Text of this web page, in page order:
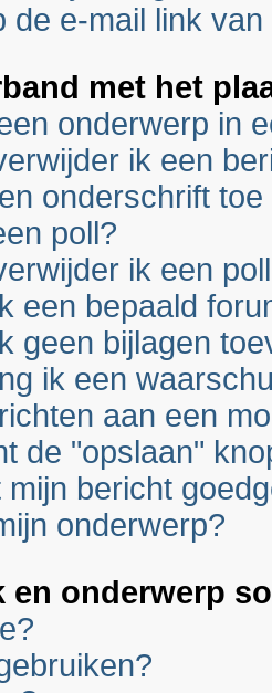
de e-mail link
met het
onderwerp in
ik een
onderschrift
poll?
ik een
een bepaald
geen bijlagen
ik een
aan een
de "opslaan"
bericht
onderwerp?
en onderwerp